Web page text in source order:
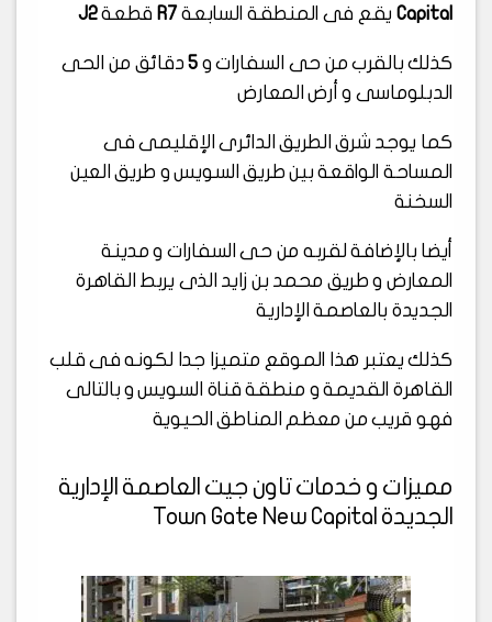
Capital يقع فى المنطقة السابعةR7 قطعةJ2
كذلك بالقرب من حى السفارات و5دقائق من الحى
الدبلوماسى و أرض المعارض
كما يوجد شرق الطريق الدائرى الإقليمى فى
المساحة الواقعة بين طريق السويس و طريق العين
السخنة
أيضا بالإضافة لقربه من حى السفارات و مدينة
المعارض و طريق محمد بن زايد الذى يربط القاهرة
الجديدة بالعاصمة الإدارية
كذلك يعتبر هذا الموقع متميزا جدا لكونه فى قلب
القاهرة القديمة و منطقة قناة السويس و بالتالى
فهو قريب من معظم المناطق الحيوية
مميزات و خدمات تاون جيت العاصمة الإدارية
الجديدة Town Gate New Capital